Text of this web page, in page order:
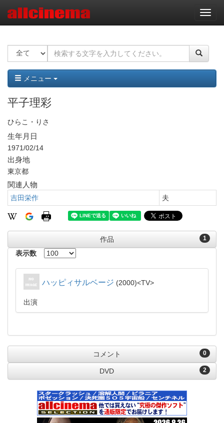
ナ
ビ
ー
ョ
ン
メニュー
平子理彩
ひらこ・りさ
生年月日
1971/02/14
出身地
東京都
関連人物
吉田栄作 夫
1
作品
表示数
ハッピィサルベージ 2000 TV
出演
0
コメント
2
DVD